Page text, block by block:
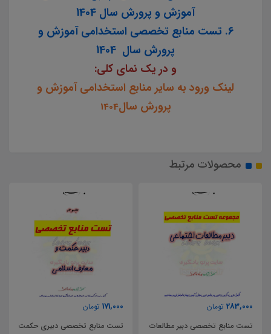
آموزش و پرورش سال 1404
6. تست منابع تخصصی استخدامی آموزش و
پرورش سال 1404
و در یک نمای کلی:
لینک ورود به سایر منابع استخدامی آموزش و
پرورش سال1404
محصولات مرتبط
283,000 تومان
تست منابع تخصصی دبیر مطالعات
171,000 تومان
تست منابع تخصصی دبیری حکمت